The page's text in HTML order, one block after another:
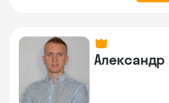
Александр